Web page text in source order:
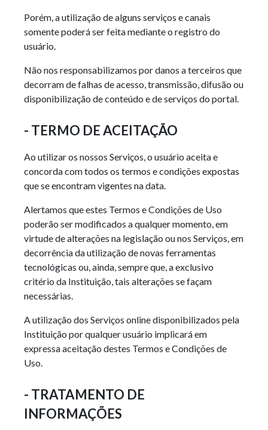
Porém, a utilização de alguns serviços e canais
somente poderá ser feita mediante o registro do
usuário.
Não nos responsabilizamos por danos a terceiros que
decorram de falhas de acesso, transmissão, difusão ou
disponibilização de conteúdo e de serviços do portal.
- TERMO DE ACEITAÇÃO
Ao utilizar os nossos Serviços, o usuário aceita e
concorda com todos os termos e condições expostas
que se encontram vigentes na data.
Alertamos que estes Termos e Condições de Uso
poderão ser modificados a qualquer momento, em
virtude de alterações na legislação ou nos Serviços, em
decorrência da utilização de novas ferramentas
tecnológicas ou, ainda, sempre que, a exclusivo
critério da Instituição, tais alterações se façam
necessárias.
A utilização dos Serviços online disponibilizados pela
Instituição por qualquer usuário implicará em
expressa aceitação destes Termos e Condições de
Uso.
- TRATAMENTO DE
INFORMAÇÕES